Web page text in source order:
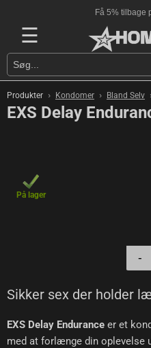
Få 5% tilbage
☰
Produkter › Kondomer › Bland Selv
EXS Delay
På lager
-
Sikker sex der holder
EXS Delay Endurance er et
med at forlænge din oplevelse